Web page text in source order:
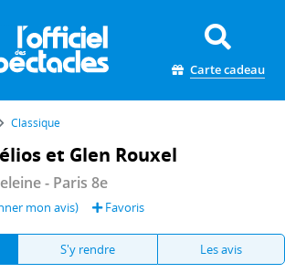
Carte cadeau
Classique
et Glen Rouxel
- Paris 8e
mon avis) Favoris
S'y rendre Les avis